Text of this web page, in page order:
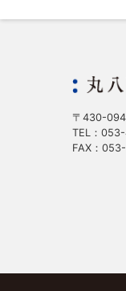
〒430-
TEL：
FAX：